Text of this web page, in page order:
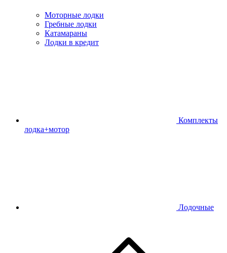
Моторные лодки
Гребные лодки
Катамараны
Лодки в кредит
Комплекты
лодка+мотор
Лодочные